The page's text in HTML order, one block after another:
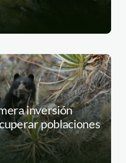
inversión
poblaciones